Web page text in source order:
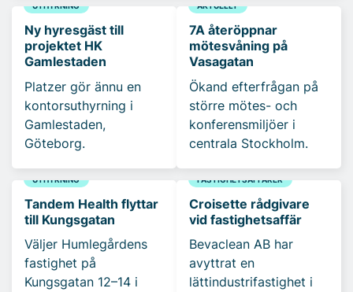
UTHYRNING
Ny hyresgäst till
projektet HK
Gamlestaden
Platzer gör ännu en
kontorsuthyrning i
Gamlestaden,
Göteborg.
AKTUELLT
7A återöppnar
mötesvåning på
Vasagatan
Ökand efterfrågan på
större mötes- och
konferensmiljöer i
centrala Stockholm.
UTHYRNING
Tandem Health flyttar
till Kungsgatan
Väljer Humlegårdens
fastighet på
Kungsgatan 12–14 i
FASTIGHETSAFFÄRER
Croisette rådgivare
vid fastighetsaffär
Bevaclean AB har
avyttrat en
lättindustrifastighet i